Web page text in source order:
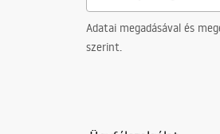
Adatai megadásával és
szerint.